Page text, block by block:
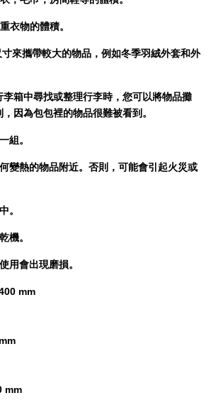
衣物的體積。
來攜帶較大的物品，例如冬季羽絨外套和外
箱中尋找或整理行李時，您可以將物品攤
因為包包裡的物品很難被看到。
組。
變熱的物品附近。否則，可能會引起火災或
。
機。
用會出現磨損。
mm
mm